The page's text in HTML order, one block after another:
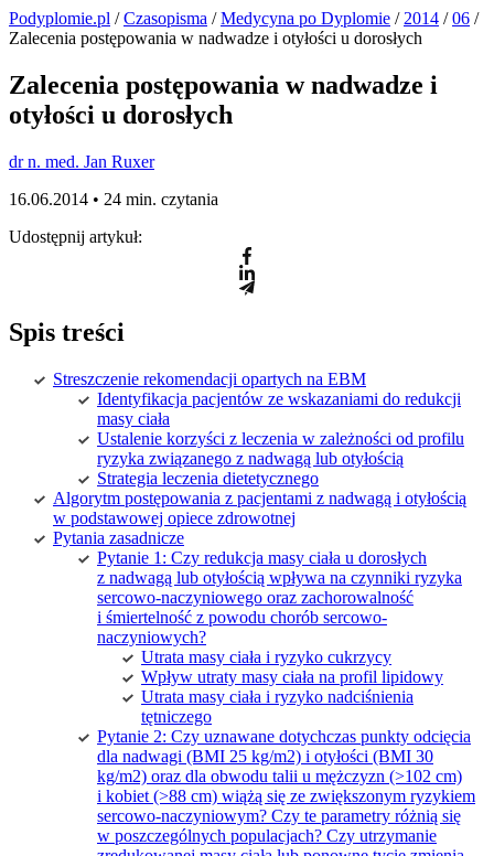
Podyplomie.pl /Czasopisma /Medycyna po Dyplomie / 2014 /06 /
Zalecenia postępowania w nadwadze i otyłości u dorosłych
Zalecenia postępowania w nadwadze i
otyłości u dorosłych
dr n. med. Jan Ruxer
16.06.2014 • 24 min. czytania
Udostępnij artykuł:
Spis treści
Streszczenie rekomendacji opartych na EBM
Identyfikacja pacjentów ze wskazaniami do redukcji
masy ciała
Ustalenie korzyści z leczenia w zależności od profilu
ryzyka związanego z nadwagą lub otyłością
Strategia leczenia dietetycznego
Algorytm postępowania z pacjentami z nadwagą i otyłością
w podstawowej opiece zdrowotnej
Pytania zasadnicze
Pytanie 1: Czy redukcja masy ciała u dorosłych
z nadwagą lub otyłością wpływa na czynniki ryzyka
sercowo-naczyniowego oraz zachorowalność
i śmiertelność z powodu chorób sercowo-
naczyniowych?
Utrata masy ciała i ryzyko cukrzycy
Wpływ utraty masy ciała na profil lipidowy
Utrata masy ciała i ryzyko nadciśnienia
tętniczego
Pytanie 2: Czy uznawane dotychczas punkty odcięcia
dla nadwagi (BMI 25 kg/m2) i otyłości (BMI 30
kg/m2) oraz dla obwodu talii u mężczyzn (>102 cm)
i kobiet (>88 cm) wiążą się ze zwiększonym ryzykiem
sercowo-naczyniowym? Czy te parametry różnią się
w poszczególnych populacjach? Czy utrzymanie